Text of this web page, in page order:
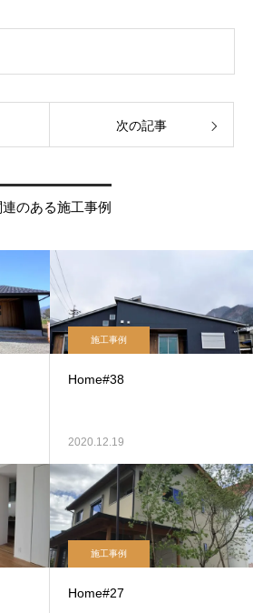
次の記事
連のある施工事例
施工事例
Home#38
2020.12.19
施工事例
Home#27